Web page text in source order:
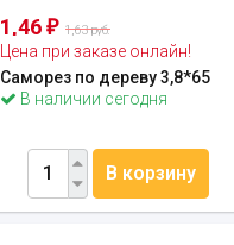
1,46₽ 1,63 руб.
Цена при заказе онлайн!
Саморез по дереву 3,8*65
В наличии сегодня
В корзину